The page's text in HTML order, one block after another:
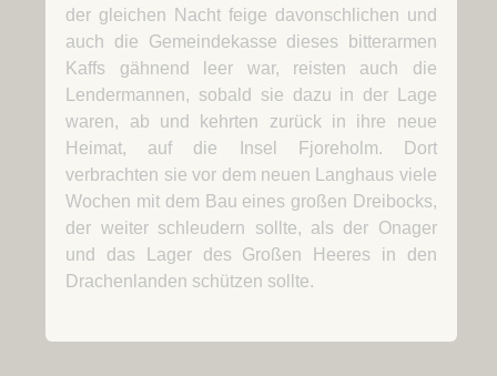
der gleichen Nacht feige davonschlichen und
auch die Gemeindekasse dieses bitterarmen
Kaffs gähnend leer war, reisten auch die
Lendermannen, sobald sie dazu in der Lage
waren, ab und kehrten zurück in ihre neue
Heimat, auf die Insel Fjoreholm. Dort
verbrachten sie vor dem neuen Langhaus viele
Wochen mit dem Bau eines großen Dreibocks,
der weiter schleudern sollte, als der Onager
und das Lager des Großen Heeres in den
Drachenlanden schützen sollte.